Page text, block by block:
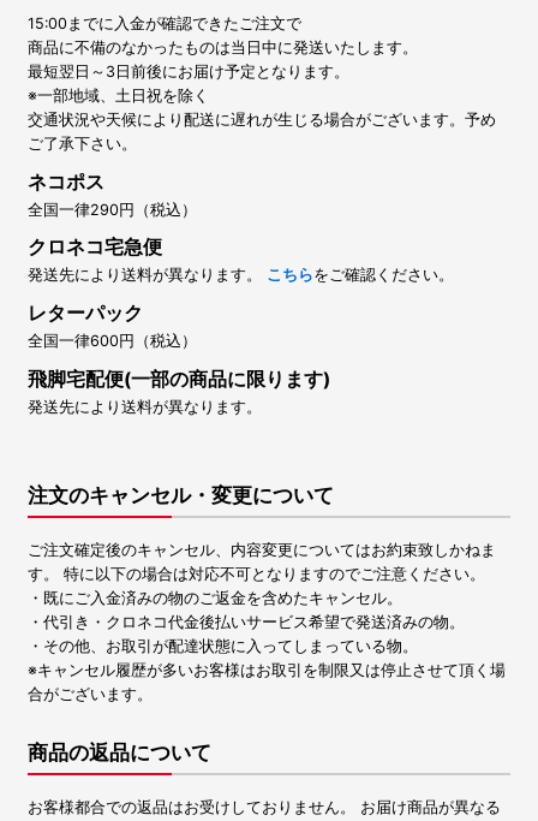
15:00までに入金が確認できたご注文で
商品に不備のなかったものは当日中に発送いたします。
最短翌日～3日前後にお届け予定となります。
※一部地域、土日祝を除く
交通状況や天候により配送に遅れが生じる場合がございます。予め
ご了承下さい。
ネコポス
全国一律290円（税込）
クロネコ宅急便
発送先により送料が異なります。 こちらをご確認ください。
レターパック
全国一律600円（税込）
飛脚宅配便(一部の商品に限ります)
発送先により送料が異なります。
注文のキャンセル・変更について
ご注文確定後のキャンセル、内容変更についてはお約束致しかねま
す。 特に以下の場合は対応不可となりますのでご注意ください。
・既にご入金済みの物のご返金を含めたキャンセル。
・代引き・クロネコ代金後払いサービス希望で発送済みの物。
・その他、お取引が配達状態に入ってしまっている物。
※キャンセル履歴が多いお客様はお取引を制限又は停止させて頂く場
合がございます。
商品の返品について
お客様都合での返品はお受けしておりません。 お届け商品が異なる